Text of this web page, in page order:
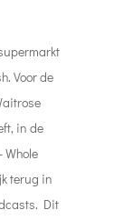
Voor de
in de
Whole
terug in
Dit